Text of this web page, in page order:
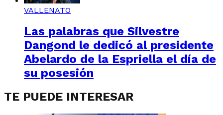
VALLENATO
Las palabras que Silvestre
Dangond le dedicó al presidente
Abelardo de la Espriella el día de
su posesión
TE PUEDE INTERESAR